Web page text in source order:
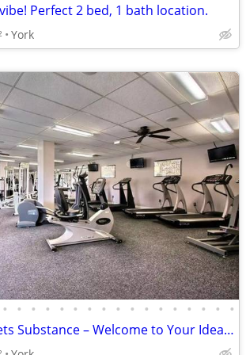
Perfect 2 bed, 1 bath location.
York
• • • • • • • • • • • • • • • • •
Where Style Meets Substance – Welcome to Your Ideal Living Space!